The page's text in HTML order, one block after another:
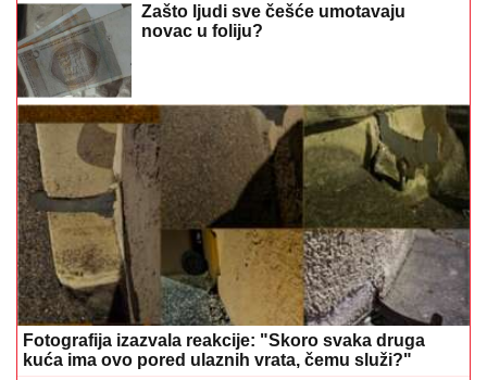
Zašto ljudi sve češće umotavaju
novac u foliju?
Fotografija izazvala reakcije: "Skoro svaka druga
kuća ima ovo pored ulaznih vrata, čemu služi?"